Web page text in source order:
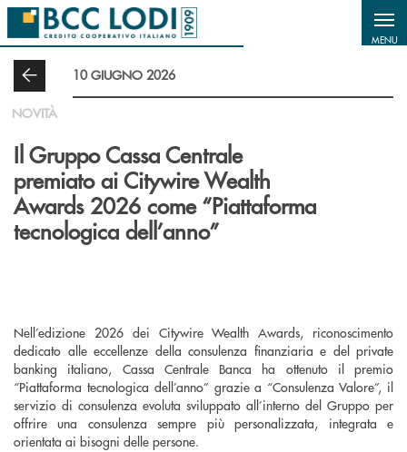
Salta al contenuto principale
MENU
10 GIUGNO 2026
NOVITÀ
Il Gruppo Cassa Centrale
premiato ai Citywire Wealth
Awards 2026 come “Piattaforma
tecnologica dell’anno”
Nell’edizione 2026 dei Citywire Wealth Awards, riconoscimento
dedicato alle eccellenze della consulenza finanziaria e del private
banking italiano, Cassa Centrale Banca ha ottenuto il premio
“Piattaforma tecnologica dell’anno” grazie a “Consulenza Valore”, il
servizio di consulenza evoluta sviluppato all’interno del Gruppo per
offrire una consulenza sempre più personalizzata, integrata e
orientata ai bisogni delle persone.